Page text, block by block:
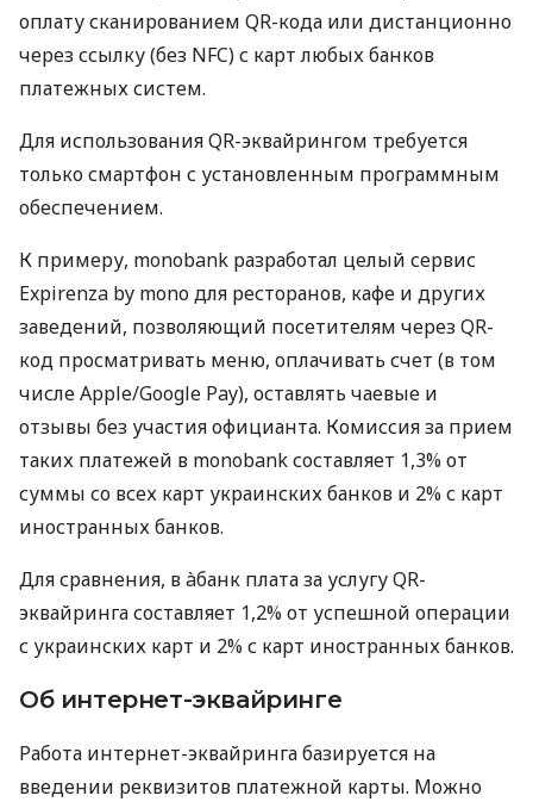
оплату сканированием QR-кода или дистанционно
через ссылку (без NFC) с карт любых банков
платежных систем.
Для использования QR-эквайрингом требуется
только смартфон с установленным программным
обеспечением.
К примеру, monobank разработал целый сервис
Expirenza by mono для ресторанов, кафе и других
заведений, позволяющий посетителям через QR-
код просматривать меню, оплачивать счет (в том
числе Apple/Google Pay), оставлять чаевые и
отзывы без участия официанта. Комиссия за прием
таких платежей в monobank составляет 1,3% от
суммы со всех карт украинских банков и 2% с карт
иностранных банков.
Для сравнения, в àбанк плата за услугу QR-
эквайринга составляет 1,2% от успешной операции
с украинских карт и 2% с карт иностранных банков.
Об интернет-эквайринге
Работа интернет-эквайринга базируется на
введении реквизитов платежной карты. Можно